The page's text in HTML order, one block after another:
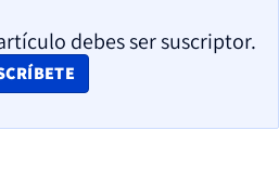
debes ser suscriptor.
IN NEW WINDOW